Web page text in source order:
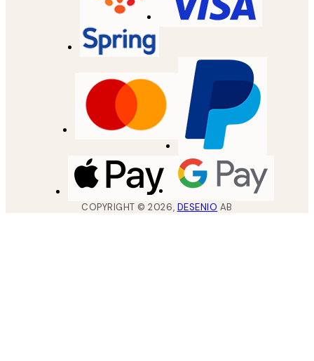
COPYRIGHT ©2026, DESENIO AB